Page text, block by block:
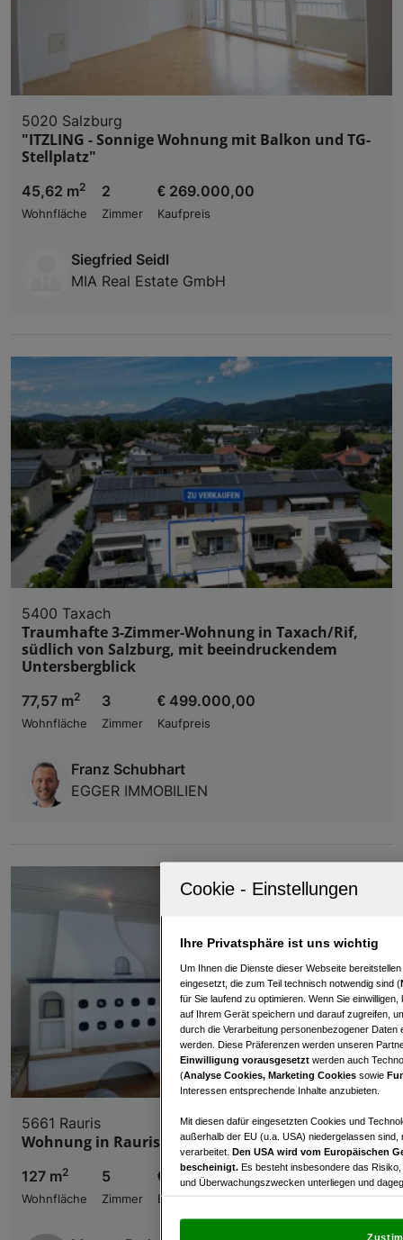
5020 Salzburg
"ITZLING - Sonnige Wohnung mit Balkon und TG-
Stellplatz"
45,62 m2
Wohnfläche
2
Zimmer
€ 269.000,00
Kaufpreis
Siegfried Seidl
MIA Real Estate GmbH
5400 Taxach
Traumhafte 3-Zimmer-Wohnung in Taxach/Rif,
südlich von Salzburg, mit beeindruckendem
Untersbergblick
77,57 m2
Wohnfläche
3
Zimmer
€ 499.000,00
Kaufpreis
Franz Schubhart
EGGER IMMOBILIEN
5661 Rauris
Wohnung in Rauris zu vermieten
127 m2
Wohnfläche
5
Zimmer
€ 1.596,00
Bruttomiete
Ihre Privatsphäre ist uns wichtig
Um Ihnen die Dienste dieser Webseite
eingesetzt, die zum Teil technisch notwendig sind (
für Sie laufend zu optimieren. Wenn Sie
auf Ihrem Gerät speichern und darauf zugreifen,
durch die Verarbeitung personenbezogener
werden. Diese Präferenzen werden unseren
Einwilligung vorausgesetzt werden auch
(Analyse Cookies, Marketing Cookies sowie
Interessen entsprechende Inhalte anzubieten.
Mit diesen dafür eingesetzten Cookies und
außerhalb der EU (u.a. USA) niedergelassen
verarbeitet. Den USA wird vom Europäischen
bescheinigt. Es besteht insbesondere das
und Überwachungszwecken unterliegen und